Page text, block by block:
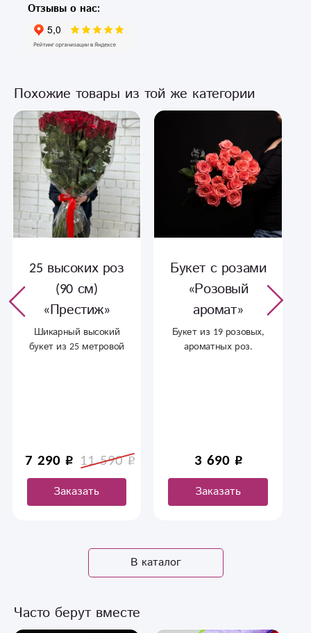
Отзывы о нас:
Похожие товары из той же категории
25 высоких роз
(90 см)
«Престиж»
Шикарный высокий
букет из 25 метровой
длинные розы в
Сыктывкаре можно
круглосуточно.
7 290 11 590
Заказать
Букет с розами
«Розовый
аромат»
Букет из 19 розовых,
ароматных роз.
3 690
Заказать
В каталог
Часто берут вместе